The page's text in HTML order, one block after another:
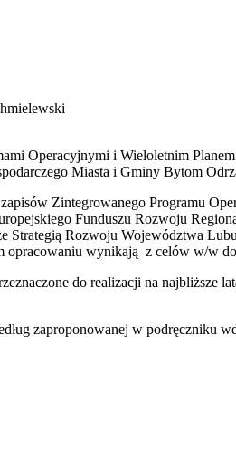
Operacyjnymi i Wieloletnim
Miasta i Gminy Bytom
Zintegrowanego Programu
Funduszu Rozwoju
Strategią Rozwoju Województwa
opracowaniu wynikają z celów w/w
do realizacji na najbliższe
zaproponowanej w podręczniku